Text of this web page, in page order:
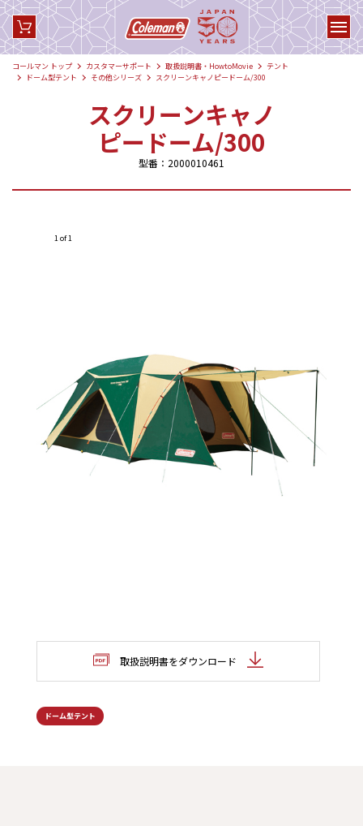
コールマン トップ カスタマーサポート 取扱説明書・HowtoMovie
テント
ドーム型テント
その他シリーズ スクリーンキャノピードーム/300
スクリーンキャノ
ピードーム/300
型番：2000010461
1 of 1
取扱説明書をダウンロード
ドーム型テント